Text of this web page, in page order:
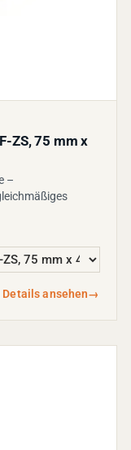
ZS, 75 mm x
–
Details ansehen→